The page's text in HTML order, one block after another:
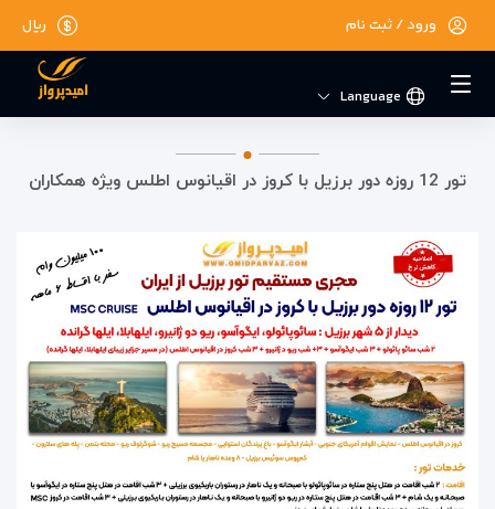
ریال ورود / ثبت نام
Language
تور 12 روزه دور برزیل با کروز در اقیانوس اطلس ویژه همکاران